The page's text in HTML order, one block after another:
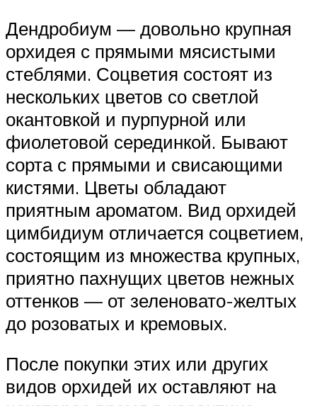
Дендробиум — довольно крупная
орхидея с прямыми мясистыми
стеблями. Соцветия состоят из
нескольких цветов со светлой
окантовкой и пурпурной или
фиолетовой серединкой. Бывают
сорта с прямыми и свисающими
кистями. Цветы обладают
приятным ароматом. Вид орхидей
цимбидиум отличается соцветием,
состоящим из множества крупных,
приятно пахнущих цветов нежных
оттенков — от зеленовато-желтых
до розоватых и кремовых.
После покупки этих или других
видов орхидей их оставляют на